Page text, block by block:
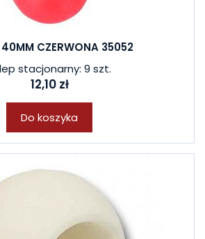
40MM CZERWONA 35052
stacjonarny: 9 szt.
12,10 zł
Do koszyka